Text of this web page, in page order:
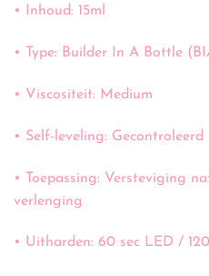
• Inhoud: 15ml
• Type: Builder In A Bottle
• Viscositeit: Medium
• Self-leveling: Gecontroleerd
• Toepassing: Versteviging
verlenging
• Uitharden: 60 sec LED /